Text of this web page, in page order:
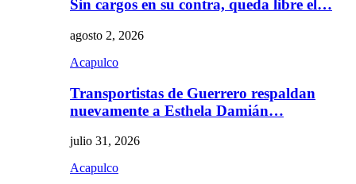
Sin cargos en su contra, queda libre el…
agosto 2, 2026
Acapulco
Transportistas de Guerrero respaldan
nuevamente a Esthela Damián…
julio 31, 2026
Acapulco